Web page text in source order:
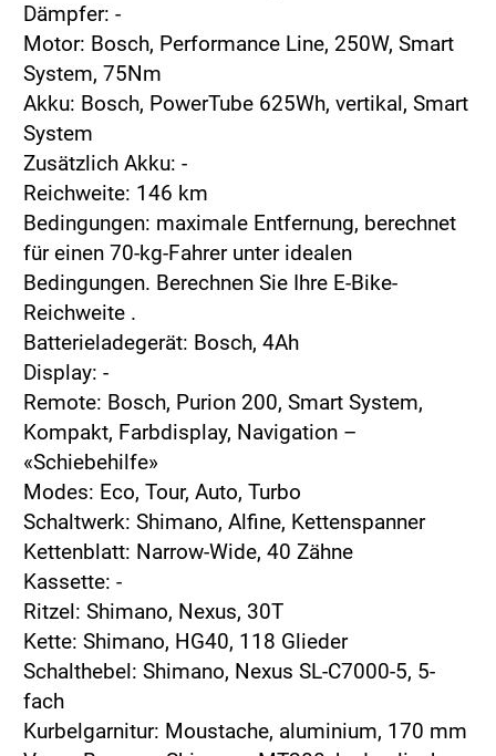
Dämpfer: -
Motor: Bosch, Performance Line, 250W, Smart
System, 75Nm
Akku: Bosch, PowerTube 625Wh, vertikal, Smart
System
Zusätzlich Akku: -
Reichweite: 146 km
Bedingungen: maximale Entfernung, berechnet
für einen 70-kg-Fahrer unter idealen
Bedingungen. Berechnen Sie Ihre E-Bike-
Reichweite .
Batterieladegerät: Bosch, 4Ah
Display: -
Remote: Bosch, Purion 200, Smart System,
Kompakt, Farbdisplay, Navigation –
«Schiebehilfe»
Modes: Eco, Tour, Auto, Turbo
Schaltwerk: Shimano, Alfine, Kettenspanner
Kettenblatt: Narrow-Wide, 40 Zähne
Kassette: -
Ritzel: Shimano, Nexus, 30T
Kette: Shimano, HG40, 118 Glieder
Schalthebel: Shimano, Nexus SL-C7000-5, 5-
fach
Kurbelgarnitur: Moustache, aluminium, 170 mm